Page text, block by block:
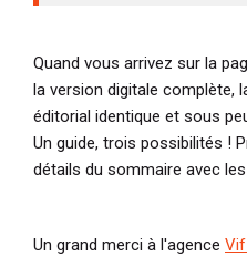
Quand vous arrivez sur la
la version digitale complète,
éditorial identique et sous
Un guide, trois possibilités !
détails du sommaire avec
Un grand merci à l'agence